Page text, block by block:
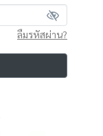
ลืมรหัสผ่าน?